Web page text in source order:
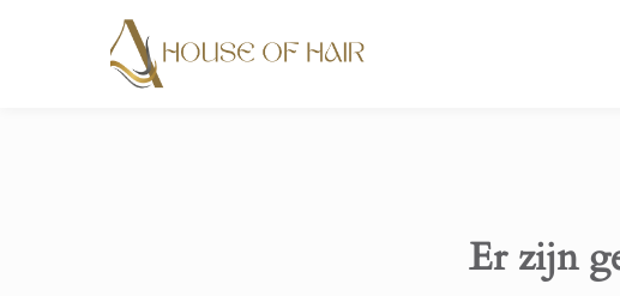
Er zijn